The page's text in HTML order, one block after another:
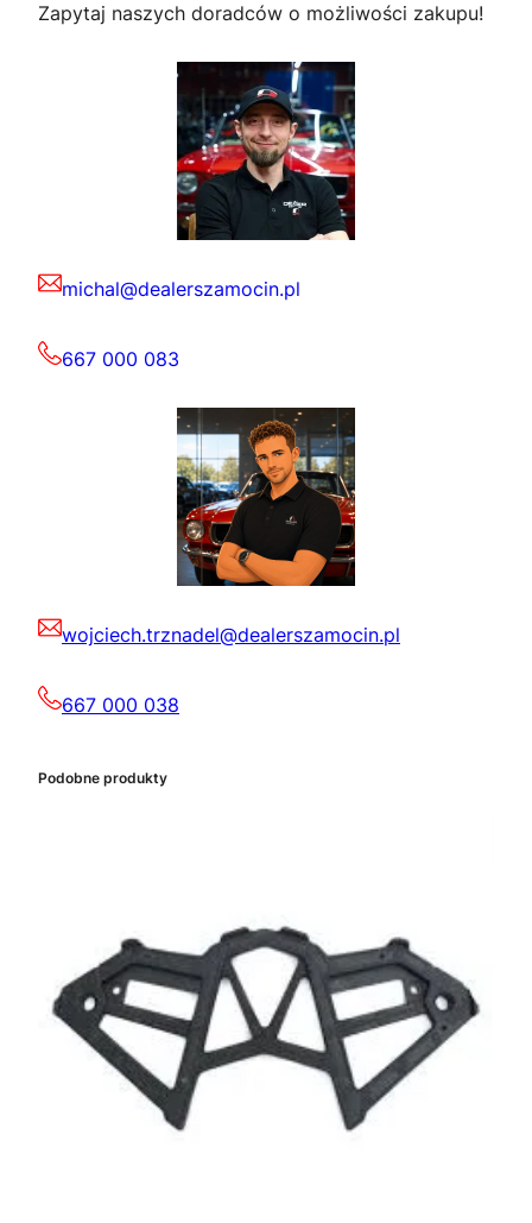
Zapytaj naszych doradców o możliwości zakupu!
michal@dealerszamocin.pl
667 000 083
wojciech.trznadel@dealerszamocin.pl
667 000 038
Podobne produkty